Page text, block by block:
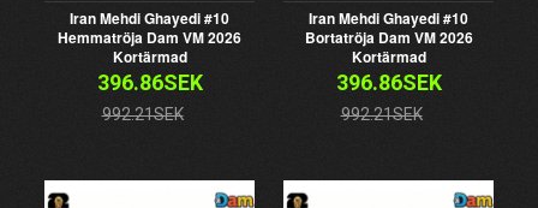
Iran Mehdi Ghayedi #10
Hemmatröja Dam VM 2026
Kortärmad
396.86SEK
992.21SEK
Iran Mehdi Ghayedi #10
Bortatröja Dam VM 2026
Kortärmad
396.86SEK
992.21SEK